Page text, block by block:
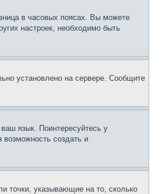
в часовых поясах. Вы можете
настроек, необходимо быть
установлено на сервере. Сообщите
язык. Поинтересуйтесь у
возможность создать и
точки, указывающие на то, сколько